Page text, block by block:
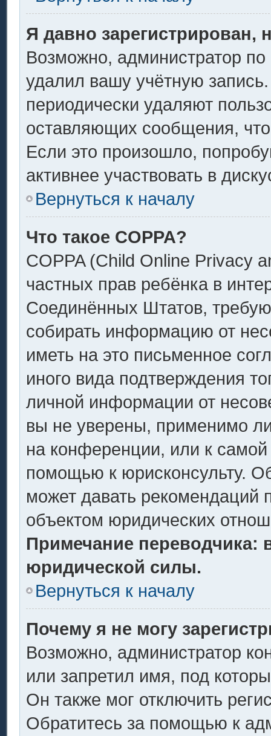
Я давно зарегистрирован,
Возможно, администратор по
удалил вашу учётную
периодически удаляют
оставляющих сообщения,
Если это произошло,
активнее участвовать в
Вернуться к началу
Что такое COPPA?
COPPA (Child Online Privacy
частных прав ребёнка в
Соединённых Штатов,
собирать информацию от
иметь на это письменное
иного вида подтверждения
личной информации от
вы не уверены, применимо
на конференции, или к
помощью к юрисконсульту.
может давать рекомендаций
объектом юридических
Примечание переводчика:
юридической силы.
Вернуться к началу
Почему я не могу
Возможно, администратор
или запретил имя, под
Он также мог отключить
Обратитесь за помощью к